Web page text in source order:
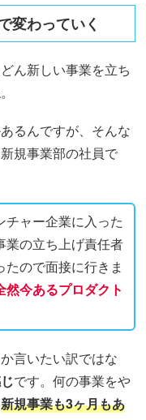
変わっていく
ん新しい事業を立ち
るんですが、そんな
規事業部の社員で
チャー企業に入った
業の立ち上げ責任者
ので面接に行きま
然今あるプロダクト
言いたい訳ではな
です。何の事業をや
新規事業も3ヶ月もあ